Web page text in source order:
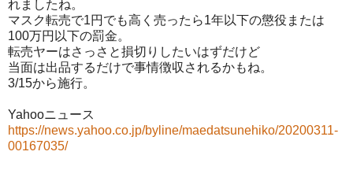
れましたね。
マスク転売で1円でも高く売ったら1年以下の懲役または
100万円以下の罰金。
転売ヤーはさっさと損切りしたいはずだけど
当面は出品するだけで事情徴収されるかもね。
3/15から施行。
Yahooニュース
https://news.yahoo.co.jp/byline/maedatsunehiko/20200311-
00167035/